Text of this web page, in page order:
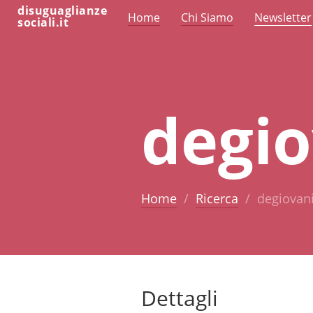
disuguaglianze
sociali.it Home Chi Siamo Newsletter
Home Ricerca
Dettagli